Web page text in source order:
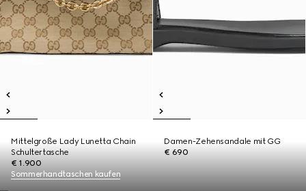
Mittelgroße Lady Lunetta Chain
Schultertasche
€ 1.900
Damen-Zehensandale mit GG
€ 690
Sommerhandtaschen kaufen